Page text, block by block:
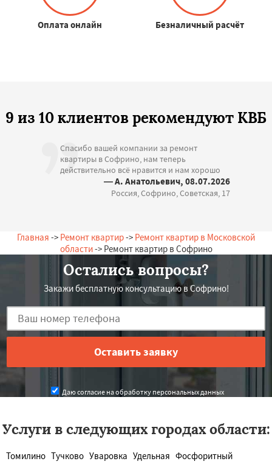
Оплата онлайн Безналичный расчёт
9 из 10 клиентов рекомендуют КВБ
Спасибо вашей компании за ремонт
квартиры в Софрино, нам теперь
действительно всё нравится и нам хорошо
— А. Анатольевич, 08.07.2026
Россия, Софрино, Советская, 17
Главная -> Ремонт квартир-> Ремонт квартир в Московской
области-> Ремонт квартир в Софрино
Остались вопросы?
Закажи бесплатную консультацию в Софрино!
Даю согласие на обработку персональных данных
Услуги в следующих городах области:
Томилино Тучково Уваровка Удельная Фосфоритный